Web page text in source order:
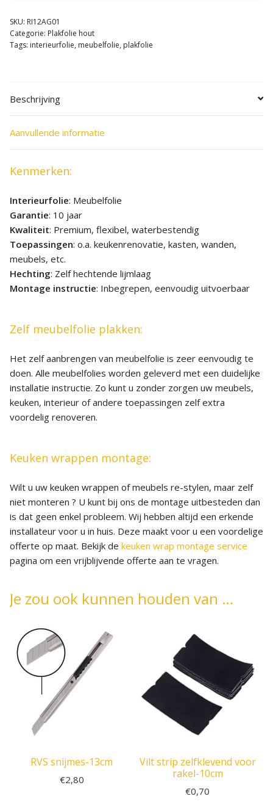
SKU: RI12AG01
Categorie: Plakfolie hout
Tags: interieurfolie, meubelfolie, plakfolie
Beschrijving
Aanvullende informatie
Kenmerken:
Interieurfolie: Meubelfolie
Garantie: 10 jaar
Kwaliteit: Premium, flexibel, waterbestendig
Toepassingen: o.a. keukenrenovatie, kasten, wanden,
meubels, etc.
Hechting: Zelf hechtende lijmlaag
Montage instructie: Inbegrepen, eenvoudig uitvoerbaar
Zelf meubelfolie plakken:
Het zelf aanbrengen van meubelfolie is zeer eenvoudig te
doen. Alle meubelfolies worden geleverd met een duidelijke
installatie instructie. Zo kunt u zonder zorgen uw meubels,
keuken, interieur of andere toepassingen zelf extra
voordelig renoveren.
Keuken wrappen montage:
Wilt u uw keuken wrappen of meubels re-stylen, maar zelf
niet monteren ? U kunt bij ons de montage uitbesteden dan
is dat geen enkel probleem. Wij hebben altijd een erkende
installateur voor u in huis. Deze maakt voor u een voordelige
offerte op maat. Bekijk de keuken wrap montage service
pagina om een vrijblijvende offerte aan te vragen.
Je zou ook kunnen houden van …
RVS snijmes-13cm
€2,80
Vilt strip zelfklevend voor
rakel-10cm
€0,70